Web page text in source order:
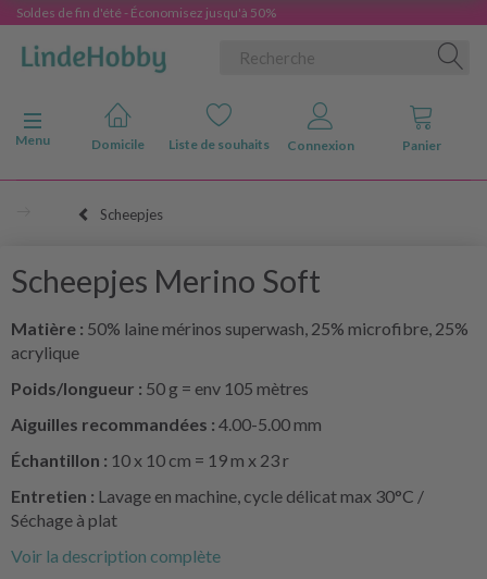
Soldes de fin d'été - Économisez jusqu'à 50%
Basculer la navigation
Menu
Domicile Liste de souhaits Connexion Panier
Scheepjes
Scheepjes Merino Soft
Matière : 50% laine mérinos superwash, 25% microfibre, 25%
acrylique
Poids/longueur : 50 g = env 105 mètres
Aiguilles recommandées : 4.00-5.00 mm
Échantillon : 10 x 10 cm = 19 m x 23 r
Entretien : Lavage en machine, cycle délicat max 30°C /
Séchage à plat
Voir la description complète